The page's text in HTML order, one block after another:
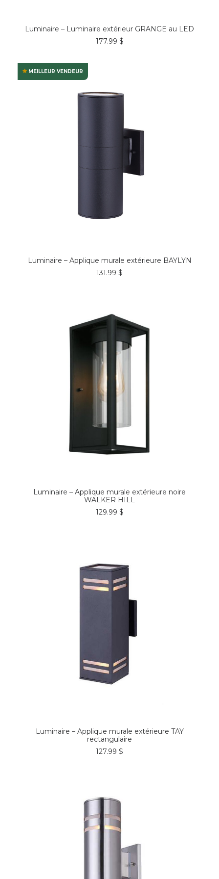
COMMANDER*
Luminaire – Luminaire extérieur GRANGE au LED
177.99 $
MEILLEUR VENDEUR
COMMANDER*
Luminaire – Applique murale extérieure BAYLYN
131.99 $
COMMANDER*
Luminaire – Applique murale extérieure noire
WALKER HILL
129.99 $
COMMANDER*
Luminaire – Applique murale extérieure TAY
rectangulaire
127.99 $